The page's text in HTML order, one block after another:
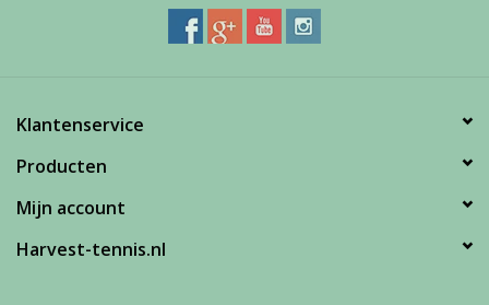
Klantenservice
Producten
Mijn account
Harvest-tennis.nl